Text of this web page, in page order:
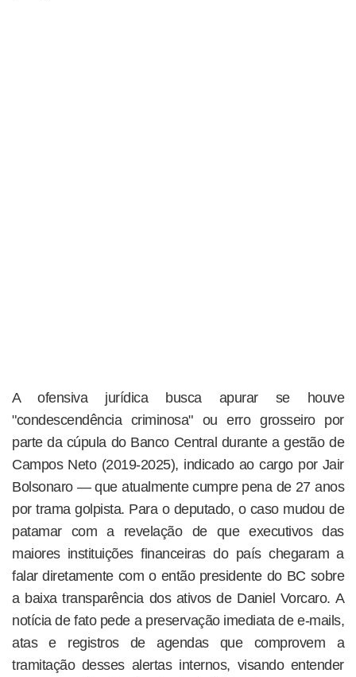
A ofensiva jurídica busca apurar se houve
"condescendência criminosa" ou erro grosseiro por
parte da cúpula do Banco Central durante a gestão de
Campos Neto (2019-2025), indicado ao cargo por Jair
Bolsonaro — que atualmente cumpre pena de 27 anos
por trama golpista. Para o deputado, o caso mudou de
patamar com a revelação de que executivos das
maiores instituições financeiras do país chegaram a
falar diretamente com o então presidente do BC sobre
a baixa transparência dos ativos de Daniel Vorcaro. A
notícia de fato pede a preservação imediata de e-mails,
atas e registros de agendas que comprovem a
tramitação desses alertas internos, visando entender